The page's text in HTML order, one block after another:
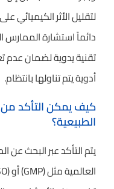
لتقليل الأثر
دائماً استشارة
تقنية يدوية لضمان
أدوية يتم تناولها بانتظام.
كيف يمكن التأكد
الطبيعية؟
يتم التأكد عبر البحث